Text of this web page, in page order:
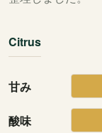
Citrus
甘み
酸味